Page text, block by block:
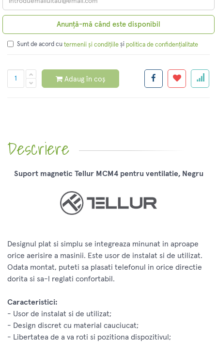
Anunță-mă când este disponibil
Sunt de acord cu termenii și condițiile și politica de confidențialitate
Adaug în coș
Descriere
Suport magnetic Tellur MCM4 pentru ventilatie, Negru
Designul plat si simplu se integreaza minunat in aproape
orice aerisire a masinii. Este usor de instalat si de utilizat.
Odata montat, puteti sa plasati telefonul in orice directie
dorita si sa-l reglati confortabil.
Caracteristici:
- Usor de instalat si de utilizat;
- Design discret cu material cauciucat;
- Libertatea de a va roti si pozitiona dispozitivul;